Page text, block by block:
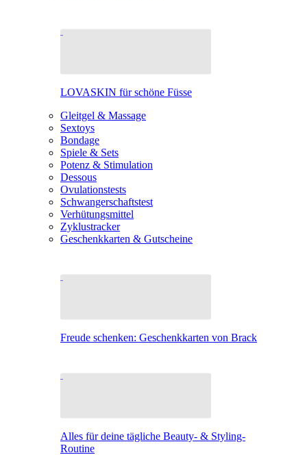
LOVASKIN für schöne Füsse
Gleitgel & Massage
Sextoys
Bondage
Spiele & Sets
Potenz & Stimulation
Dessous
Ovulationstests
Schwangerschaftstest
Verhütungsmittel
Zyklustracker
Geschenkkarten & Gutscheine
Freude schenken: Geschenkkarten von Brack
Alles für deine tägliche Beauty- & Styling-
Routine